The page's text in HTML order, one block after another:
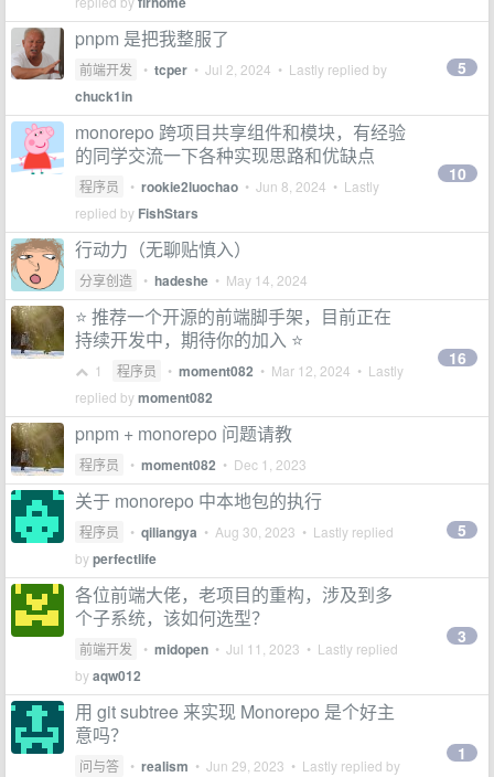
pnpm 是把我整服了
前端开发 • tcper • Jul 2, 2024 • Lastly replied by
chuck1in
5
monorepo 跨项目共享组件和模块，有经验
的同学交流一下各种实现思路和优缺点
程序员 • rookie2luochao • Jun 8, 2024 • Lastly
replied by FishStars
10
行动力（无聊贴慎入）
分享创造 • hadeshe • May 14, 2024
⭐️ 推荐一个开源的前端脚手架，目前正在
持续开发中，期待你的加入 ⭐️
1 程序员 • moment082 • Mar 12, 2024 • Lastly
replied bymoment082
16
pnpm + monorepo 问题请教
程序员 • moment082 • Dec 1, 2023
关于 monorepo 中本地包的执行
程序员 • qiliangya • Aug 30, 2023 • Lastly replied
byperfectlife
5
各位前端大佬，老项目的重构，涉及到多
个子系统，该如何选型？
前端开发 • midopen • Jul 11, 2023 • Lastly replied
byaqw012
3
用 git subtree 来实现 Monorepo 是个好主
意吗？
问与答 • realism • Jun 29, 2023 • Lastly replied by
1